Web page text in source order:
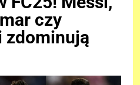
czy
zdominują